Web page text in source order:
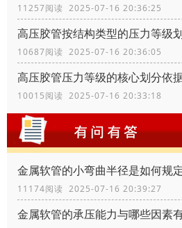
11257阅读 2025-07-16 20:36:25
高压胶管按结构类型的压力等级
10687阅读 2025-07-16 20:36:05
高压胶管压力等级的核心划分依
10015阅读 2025-07-16 20:33:18
金属软管的小弯曲半径是如何规
11174阅读 2025-07-16 20:39:27
金属软管的承压能力与哪些因素